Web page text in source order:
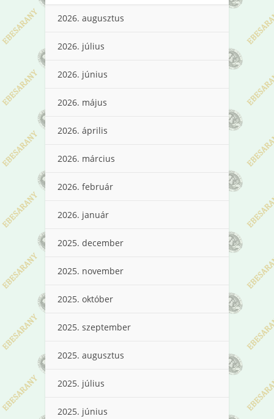
2026. augusztus
2026. július
2026. június
2026. május
2026. április
2026. március
2026. február
2026. január
2025. december
2025. november
2025. október
2025. szeptember
2025. augusztus
2025. július
2025. június